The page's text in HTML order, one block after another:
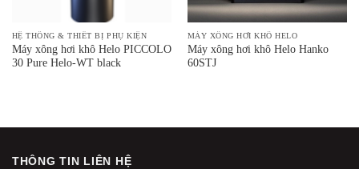
HỆ THỐNG & THIẾT BỊ PHỤ KIỆN
Máy xông hơi khô Helo PICCOLO
30 Pure Helo-WT black
MÁY XÔNG HƠI KHÔ HELO
Máy xông hơi khô Helo Hanko
60STJ
THÔNG TIN LIÊN HỆ